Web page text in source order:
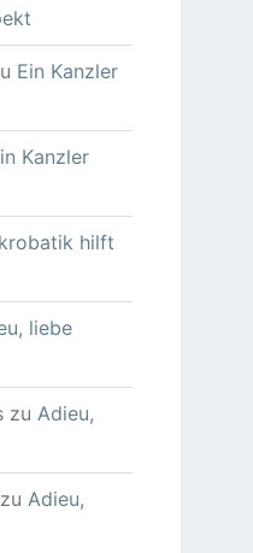
Ein Kanzler
Kanzler
hilft
liebe
zu Adieu,
zu Adieu,